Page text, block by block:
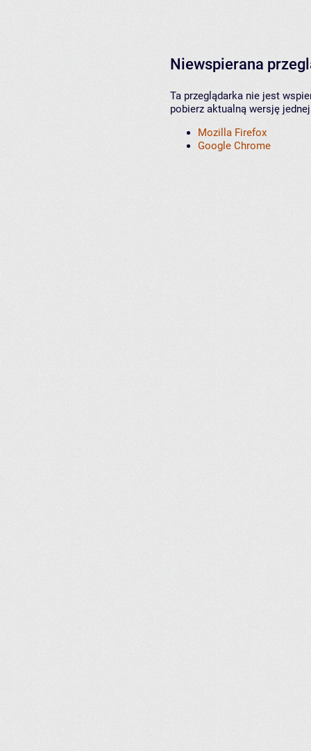
Niewspierana
Ta przeglądarka nie jest
pobierz aktualną wersję
Mozilla Firefox
Google Chrome